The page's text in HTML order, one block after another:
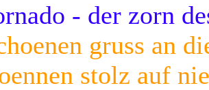
- der zorn
gruss an
stolz auf